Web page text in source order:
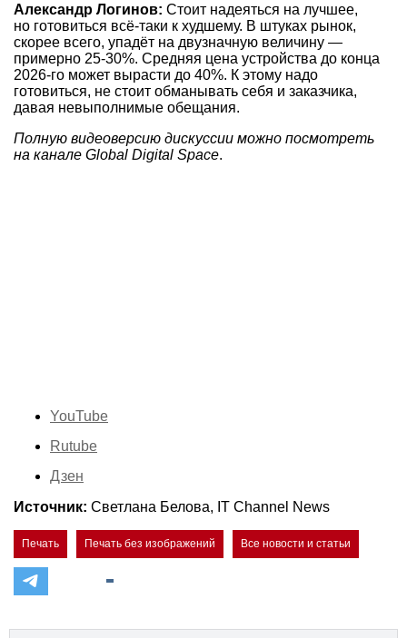
Александр Логинов: Стоит надеяться на лучшее,
но готовиться всё-таки к худшему. В штуках рынок,
скорее всего, упадёт на двузначную величину —
примерно 25-30%. Средняя цена устройства до конца
2026-го может вырасти до 40%. К этому надо
готовиться, не стоит обманывать себя и заказчика,
давая невыполнимые обещания.
Полную видеоверсию дискуссии можно посмотреть
на канале Global Digital Space.
YouTube
Rutube
Дзен
Источник: Светлана Белова, IT Channel News
Печать Печать без изображений Все новости и статьи